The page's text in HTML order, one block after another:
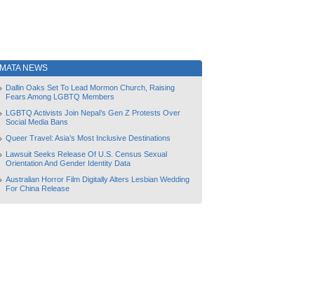
MATA NEWS
Dallin Oaks Set To Lead Mormon Church, Raising
Fears Among LGBTQ Members
LGBTQ Activists Join Nepal’s Gen Z Protests Over
Social Media Bans
Queer Travel: Asia’s Most Inclusive Destinations
Lawsuit Seeks Release Of U.S. Census Sexual
Orientation And Gender Identity Data
Australian Horror Film Digitally Alters Lesbian Wedding
For China Release